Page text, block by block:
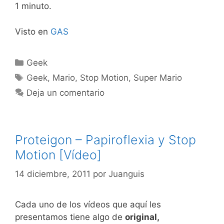
1 minuto.
Visto en GAS
Categorías
Geek
Etiquetas
Geek, Mario, Stop Motion, Super Mario
Deja un comentario
Proteigon – Papiroflexia y Stop
Motion [Vídeo]
14 diciembre, 2011 por Juanguis
Cada uno de los vídeos que aquí les
presentamos tiene algo de original,